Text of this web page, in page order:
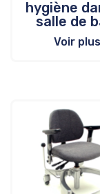
hygiène
salle de
Voir plus